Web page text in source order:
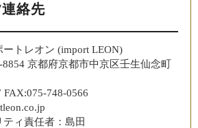
絡先
トレオン (import LEON)
京都府京都市中京区壬生仙念町
FAX:075-748-0566
ィ責任者：島田